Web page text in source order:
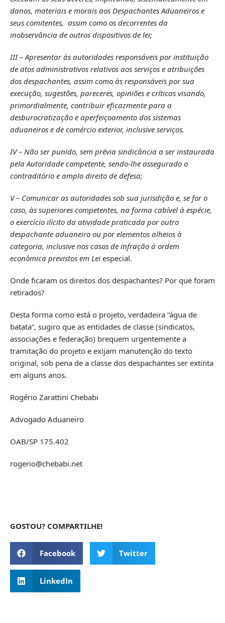
danos, materiais e morais aos Despachantes Aduaneiros e
seus comitentes, assim como os decorrentes da
inobservância de outros dispositivos de lei;
III – Apresentar às autoridades responsáveis por instituição
de atos administrativos relativos aos serviços e atribuições
dos despachantes, assim como às responsáveis por sua
execução, sugestões, pareceres, opiniões e críticas visando,
primordialmente, contribuir eficazmente para a
desburocratização e aperfeiçoamento dos sistemas
aduaneiros e de comércio exterior, inclusive serviços.
IV – Não ser punido, sem prévia sindicância a ser instaurada
pela Autoridade competente, sendo-lhe assegurado o
contraditório e amplo direito de defesa;
V – Comunicar as autoridades sob sua jurisdição e, se for o
caso, às superiores competentes, na forma cabível à espécie,
o exercício ilícito da atividade praticada por outro
despachante aduaneiro ou por elementos alheios à
categoria, inclusive nos casos de infração à ordem
econômica previstos em Lei especial.
Onde ficaram os direitos dos despachantes? Por que foram
retirados?
Desta forma como está o projeto, verdadeira “água de
batata”, sugiro que as entidades de classe (sindicatos,
associações e federação) brequem urgentemente a
tramitação do projeto e exijam manutenção do texto
original, sob pena de a classe dos despachantes ser extinta
em alguns anos.
Rogério Zarattini Chebabi
Advogado Aduaneiro
OAB/SP 175.402
rogerio@chebabi.net
GOSTOU? COMPARTILHE!
Facebook Twitter
LinkedIn